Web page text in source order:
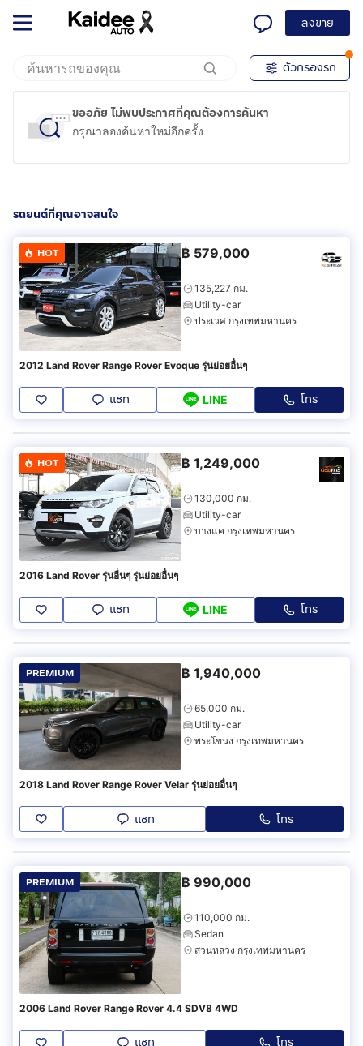
ลงขาย
ตัวกรองรถ
ขออภัย ไม่พบประกาศที่คุณต้องการค้นหา
กรุณาลองค้นหาใหม่อีกครั้ง
รถยนต์ที่คุณอาจสนใจ
HOT ฿ 579,000
135,227 กม.
Utility-car
ประเวศ กรุงเทพมหานคร
2012 Land Rover Range Rover Evoque รุ่นย่อยอื่นๆ
แชท LINE โทร
HOT ฿ 1,249,000
130,000 กม.
Utility-car
บางแค กรุงเทพมหานคร
2016 Land Rover รุ่นอื่นๆ รุ่นย่อยอื่นๆ
แชท LINE โทร
PREMIUM ฿ 1,940,000
65,000 กม.
Utility-car
พระโขนง กรุงเทพมหานคร
2018 Land Rover Range Rover Velar รุ่นย่อยอื่นๆ
แชท โทร
PREMIUM ฿ 990,000
110,000 กม.
Sedan
สวนหลวง กรุงเทพมหานคร
2006 Land Rover Range Rover 4.4 SDV8 4WD